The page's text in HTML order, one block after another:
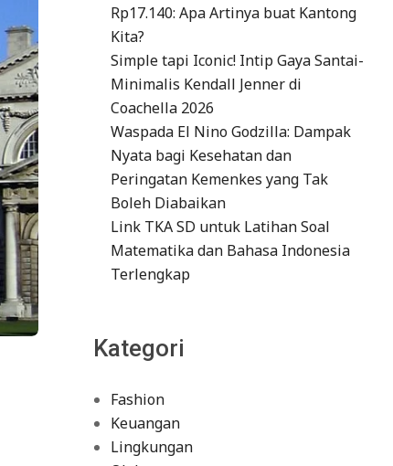
Rp17.140: Apa Artinya buat Kantong
Kita?
Simple tapi Iconic! Intip Gaya Santai-
Minimalis Kendall Jenner di
Coachella 2026
Waspada El Nino Godzilla: Dampak
Nyata bagi Kesehatan dan
Peringatan Kemenkes yang Tak
Boleh Diabaikan
Link TKA SD untuk Latihan Soal
Matematika dan Bahasa Indonesia
Terlengkap
Kategori
Fashion
Keuangan
Lingkungan